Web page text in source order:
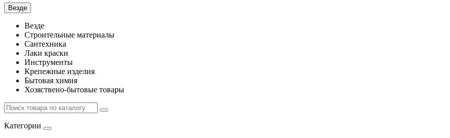
Везде
Везде
Строительные материалы
Сантехника
Лаки краски
Инструменты
Крепежные изделия
Бытовая химия
Хозяствено-бытовые товары
Категории